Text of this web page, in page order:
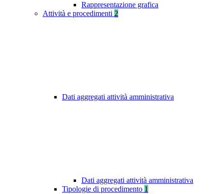
Rappresentazione grafica
Attività e procedimenti 2
Dati aggregati attività amministrativa
Dati aggregati attività amministrativa
Tipologie di procedimento 1